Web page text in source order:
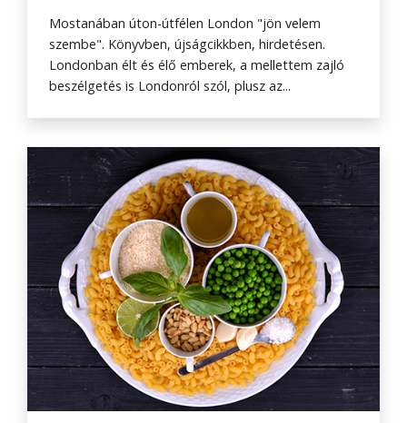
Mostanában úton-útfélen London "jön velem
szembe". Könyvben, újságcikkben, hirdetésen.
Londonban élt és élő emberek, a mellettem zajló
beszélgetés is Londonról szól, plusz az...